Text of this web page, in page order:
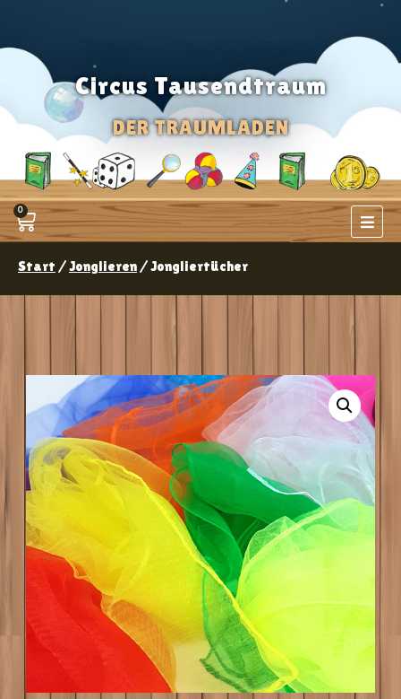
Circus Tausendtraum
DER TRAUMLADEN
0
Start /Jonglieren/ Jongliertücher